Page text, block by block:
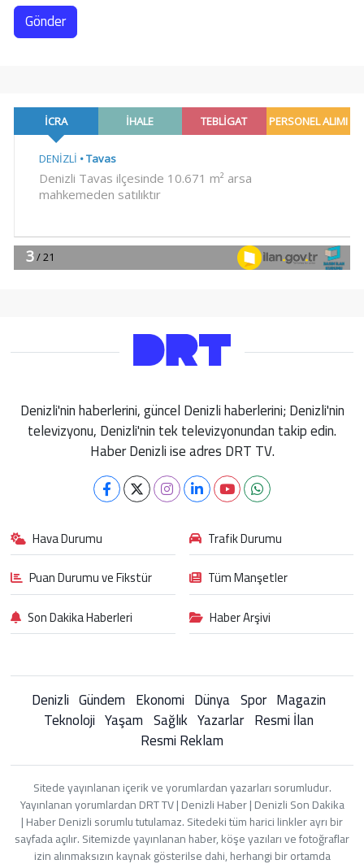
Gönder
Denizli'nin haberlerini, güncel Denizli haberlerini; Denizli'nin
televizyonu, Denizli'nin tek televizyonundan takip edin.
Haber Denizli ise adres DRT TV.
Hava Durumu
Trafik Durumu
Puan Durumu ve Fikstür
Tüm Manşetler
Son Dakika Haberleri
Haber Arşivi
Denizli Gündem Ekonomi Dünya Spor Magazin
Teknoloji Yaşam Sağlık Yazarlar Resmi İlan
Resmi Reklam
Sitede yayınlanan içerik ve yorumlardan yazarları sorumludur.
Yayınlanan yorumlardan DRT TV | Denizli Haber | Denizli Son Dakika
| Haber Denizli sorumlu tutulamaz. Sitedeki tüm harici linkler ayrı bir
sayfada açılır. Sitemizde yayınlanan haber, köşe yazıları ve fotoğraflar
izin alınmaksızın kaynak gösterilse dahi, herhangi bir ortamda